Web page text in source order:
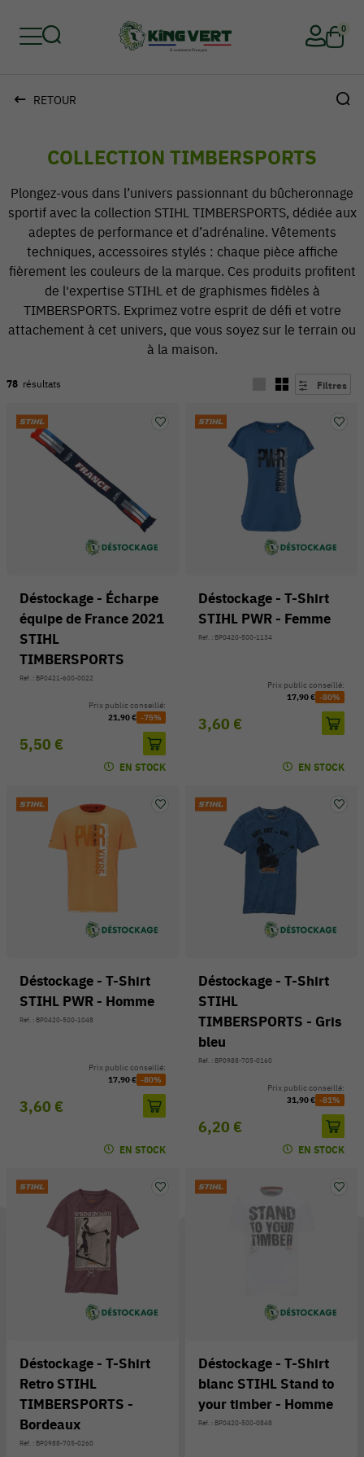
0
V
RETOUR
COLLECTION TIMBERSPORTS
Plongez-vous dans l’univers passionnant du bûcheronnage
sportif avec la collection STIHL TIMBERSPORTS, dédiée aux
adeptes de performance et d’adrénaline. Vêtements
techniques, accessoires stylés : chaque pièce affiche
fièrement les couleurs de la marque. Ces produits profitent
de l'expertise STIHL et de graphismes fidèles à
TIMBERSPORTS. Exprimez votre esprit de défi et votre
attachement à cet univers, que vous soyez sur le terrain ou
à la maison.
78 résultats Filtres
Déstockage - Écharpe
équipe de France 2021
STIHL
TIMBERSPORTS
Réf. : BP0421-600-0022
5,50 €
Prix public conseillé:
21,90 € -75%
EN STOCK
Déstockage - T-Shirt
STIHL PWR - Femme
Réf. : BP0420-500-1134
3,60 €
Prix public conseillé:
17,90 € -80%
EN STOCK
Déstockage - T-Shirt
STIHL PWR - Homme
Réf. : BP0420-500-1048
3,60 €
Prix public conseillé:
17,90 € -80%
EN STOCK
Déstockage - T-Shirt
STIHL
TIMBERSPORTS - Gris
bleu
Réf. : BP0988-705-0160
6,20 €
Prix public conseillé:
31,90 € -81%
EN STOCK
Déstockage - T-Shirt
Retro STIHL
TIMBERSPORTS -
Bordeaux
Réf. : BP0988-705-0260
Déstockage - T-Shirt
blanc STIHL Stand to
your timber - Homme
Réf. : BP0420-500-0848